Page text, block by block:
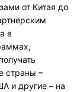
от Китая до
в
страны –
и другие – на